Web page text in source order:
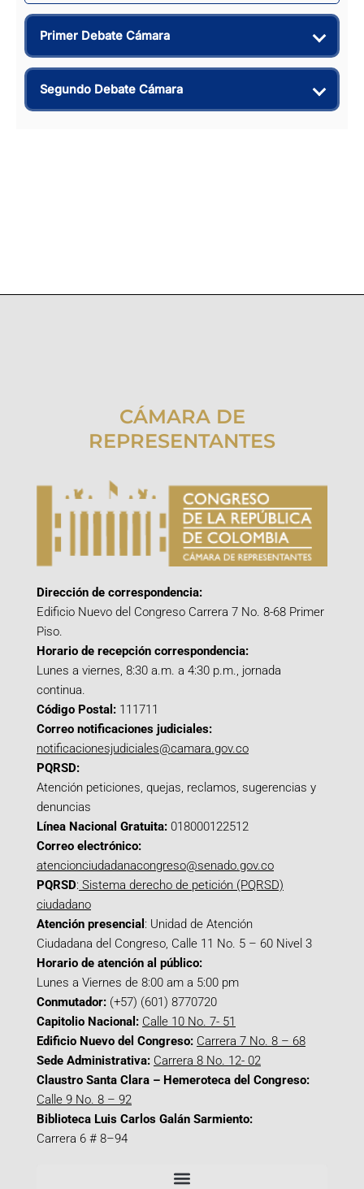
Primer Debate Cámara
Segundo Debate Cámara
CÁMARA DE
REPRESENTANTES
Dirección de correspondencia:
Edificio Nuevo del Congreso Carrera 7 No. 8-68 Primer
Piso.
Horario de recepción correspondencia:
Lunes a viernes, 8:30 a.m. a 4:30 p.m., jornada
continua.
Código Postal: 111711
Correo notificaciones judiciales:
notificacionesjudiciales@camara.gov.co
PQRSD:
Atención peticiones, quejas, reclamos, sugerencias y
denuncias
Línea Nacional Gratuita: 018000122512
Correo electrónico:
atencionciudadanacongreso@senado.gov.co
PQRSD: Sistema derecho de petición (PQRSD)
ciudadano
Atención presencial : Unidad de Atención
Ciudadana del Congreso, Calle 11 No. 5 – 60 Nivel 3
Horario de atención al público:
Lunes a Viernes de 8:00 am a 5:00 pm
Conmutador: (+57) (601) 8770720
Capitolio Nacional: Calle 10 No. 7- 51
Edificio Nuevo del Congreso: Carrera 7 No. 8 – 68
Sede Administrativa: Carrera 8 No. 12- 02
Claustro Santa Clara – Hemeroteca del Congreso:
Calle 9 No. 8 – 92
Biblioteca Luis Carlos Galán Sarmiento:
Carrera 6 # 8–94